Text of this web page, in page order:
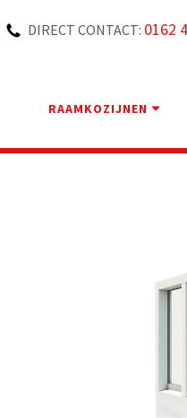
DIRECT CONTACT: 0162
RAAMKOZIJNEN